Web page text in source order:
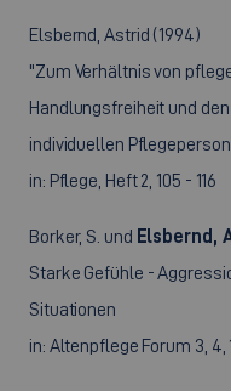
Elsbernd, Astrid (1994)
"Zum Verhältnis von
Handlungsfreiheit und
individuellen
in: Pflege, Heft 2, 105 - 116
Borker, S. und Elsbernd,
Starke Gefühle -
Situationen
in: Altenpflege Forum 3, 4,